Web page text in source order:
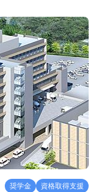
奨学金
資格取得支援